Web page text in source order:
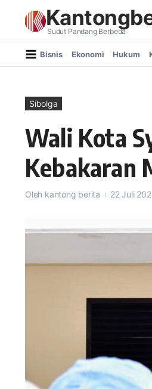
Sudut Pandang Berbeda
Bisnis Ekonomi Hukum
Sibolga
Wali Kota
Kebakaran
Oleh kantong berita 22 Juli